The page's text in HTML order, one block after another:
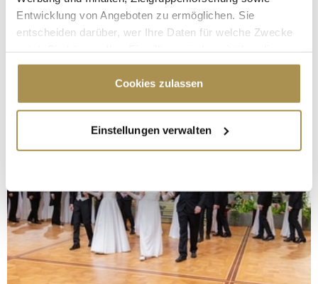
Entwicklung von Angeboten zu ermöglichen. Sie
entscheiden darüber, wer Ihre Daten für welche Zwecke
Cookie-Erklärung oder durch Klicken auf das Privacy
Trigger Symbol ändern oder widerrufen
Informationen über Ihre geografische Lage
erfassen, welche bis auf einige Meter genau sein
bestimmten Merkmalen (Fingerprinting) identifizieren
Erfahren Sie mehr darüber, wie Ihre persönlichen Daten
verarbeitet werden, und legen Sie Ihre Präferenzen im
Abschnitt Einzelheiten
fest.
Cookies zulassen
Einstellungen verwalten